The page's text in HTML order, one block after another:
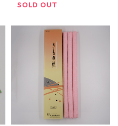
SOLD OUT